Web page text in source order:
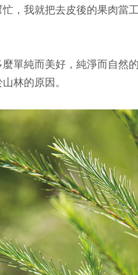
，我就把去皮後的果肉當
單純而美好，純淨而自然
林的原因。